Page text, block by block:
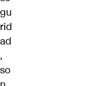
gu
rid
ad
,
so